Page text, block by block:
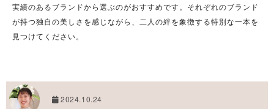
実績のあるブランドから選ぶのがおすすめです。それぞれのブランド
が持つ独自の美しさを感じながら、二人の絆を象徴する特別な一本を
見つけてください。
2024.10.24